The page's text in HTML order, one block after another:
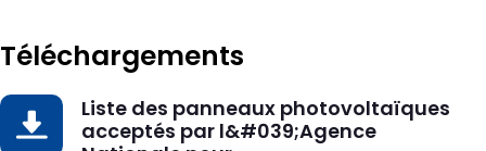
Téléchargements
DOWNLOADListe des panneaux photovoltaïques
acceptés par l&#039;Agence